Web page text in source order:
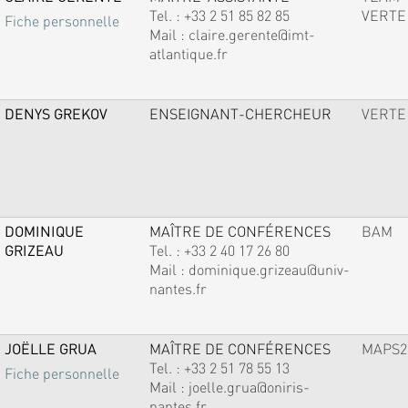
Fiche personnelle
Tel. : +33 2 51 85 82 85
Mail : claire.gerente@imt-
atlantique.fr
VERTE
DENYS GREKOV ENSEIGNANT-CHERCHEUR VERTE
DOMINIQUE
GRIZEAU
MAÎTRE DE CONFÉRENCES
Tel. : +33 2 40 17 26 80
Mail : dominique.grizeau@univ-
nantes.fr
BAM
JOËLLE GRUA
Fiche personnelle
MAÎTRE DE CONFÉRENCES
Tel. : +33 2 51 78 55 13
Mail : joelle.grua@oniris-
MAPS2